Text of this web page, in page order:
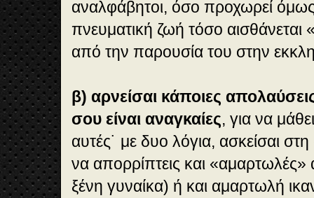
αναλφάβητοι, όσο προχωρεί
πνευματική ζωή τόσο
από την παρουσία του στην
β) αρνείσαι κάποιες
σου είναι αναγκαίες, για να
αυτές˙ με δυο λόγια, ασκείσαι
να απορρίπτεις και
ξένη γυναίκα) ή και αμαρτωλή